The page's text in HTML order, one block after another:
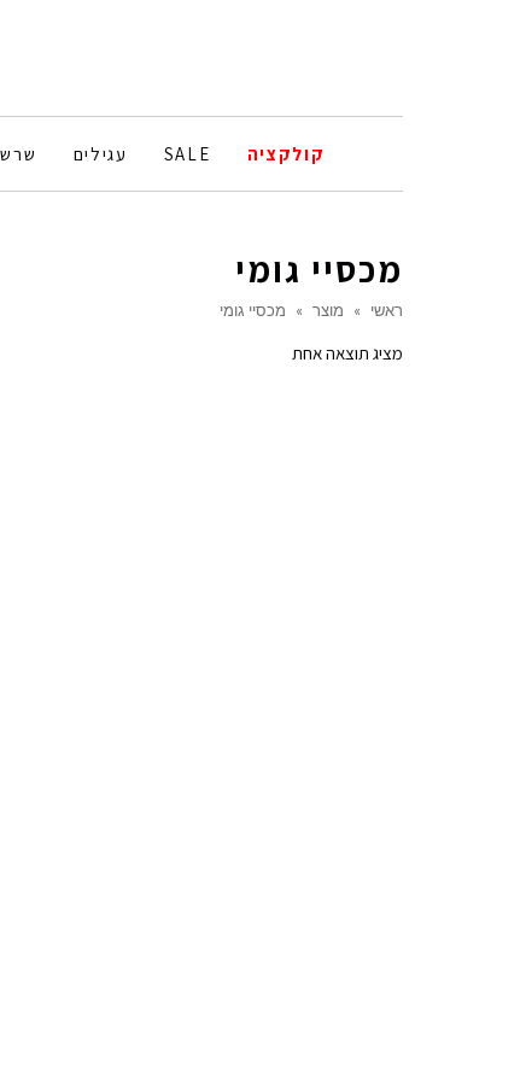
קולקציה SALE עגילים
מכסיי גומי
ראשי » מוצר » מכסיי גומי
מציג תוצאה אחת